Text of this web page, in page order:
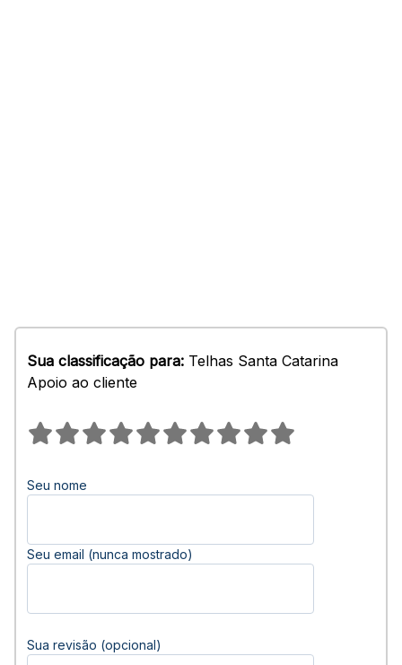
Sua classificação para: Telhas Santa Catarina
Apoio ao cliente
Seu nome
Seu email (nunca mostrado)
Sua revisão (opcional)